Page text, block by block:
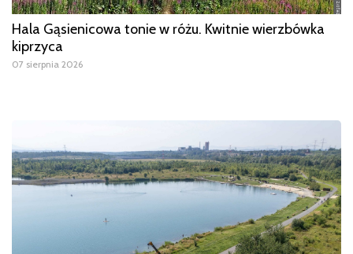
Hala Gąsienicowa tonie w różu. Kwitnie wierzbówka
kiprzyca
07 sierpnia 2026